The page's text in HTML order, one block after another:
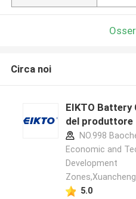
Circa noi
EIKTO
del produttore
NO.998
Economic and
Development
5.0